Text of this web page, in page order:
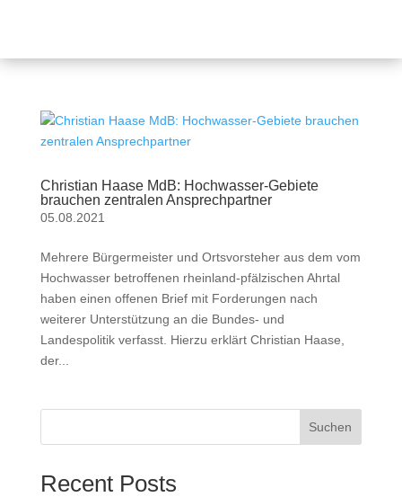
Christian Haase MdB: Hochwasser-Gebiete
brauchen zentralen Ansprechpartner
05.08.2021
Mehrere Bürgermeister und Ortsvorsteher aus dem vom
Hochwasser betroffenen rheinland-pfälzischen Ahrtal
haben einen offenen Brief mit Forderungen nach
weiterer Unterstützung an die Bundes- und
Landespolitik verfasst. Hierzu erklärt Christian Haase,
der...
Suchen
Recent Posts